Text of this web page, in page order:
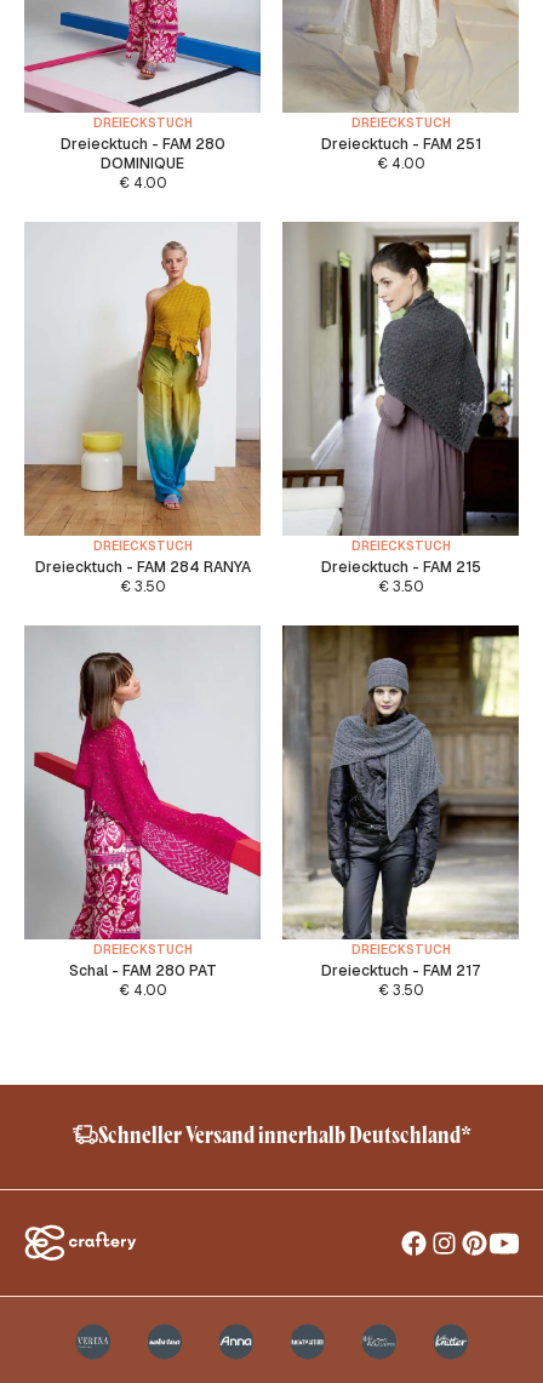
DREIECKSTUCH
Dreiecktuch - FAM 280
DOMINIQUE
€4.00
DREIECKSTUCH
Dreiecktuch - FAM 251
€4.00
DREIECKSTUCH
Dreiecktuch - FAM 284 RANYA
€3.50
DREIECKSTUCH
Dreiecktuch - FAM 215
€3.50
DREIECKSTUCH
Schal - FAM 280 PAT
€4.00
DREIECKSTUCH
Dreiecktuch - FAM 217
€3.50
Schneller Versand innerhalb Deutschland*